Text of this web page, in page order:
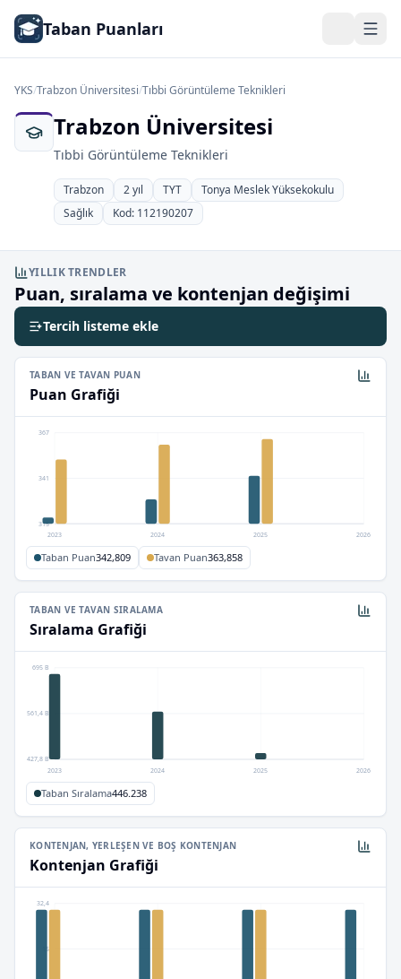
Taban Puanları
YKS/Trabzon Üniversitesi/Tıbbi Görüntüleme Teknikleri
Trabzon Üniversitesi
Tıbbi Görüntüleme Teknikleri
Trabzon 2 yıl TYT
Tonya Meslek Yüksekokulu
Sağlık
Kod: 112190207
YILLIK TRENDLER
Puan, sıralama ve kontenjan değişimi
Tercih listeme ekle
TABAN VE TAVAN PUAN
Puan Grafiği
367
341
315
2023 2024 2025 2026
Taban Puan342,809 Tavan Puan363,858
TABAN VE TAVAN SIRALAMA
Sıralama Grafiği
695 B
561,4 B
427,8 B
2023 2024 2025 2026
Taban Sıralama446.238
KONTENJAN, YERLEŞEN VE BOŞ KONTENJAN
Kontenjan Grafiği
32,4
15